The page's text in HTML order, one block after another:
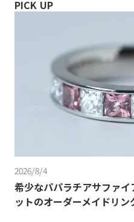
PICK UP
2026/8/4
希少なパパラチアサファ
ットのオーダーメイドリン